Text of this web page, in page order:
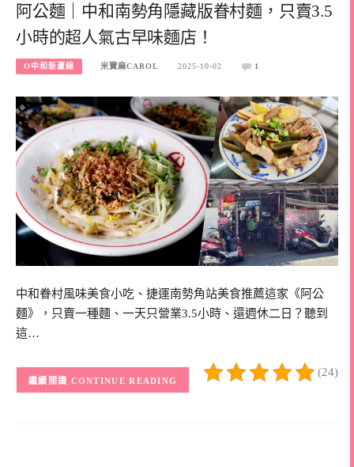
阿公麵｜中和南勢角隱藏版眷村麵，只賣3.5
小時的超人氣古早味麵店！
O中和新蘆線 米寶麻CAROL 2025-10-02 1
中和眷村風味美食小吃、捷運南勢角站美食推薦這家《阿公
麵》，只賣一種麵、一天只營業3.5小時、還週休二日？聽到
這…
(24)
CONTINUE READING